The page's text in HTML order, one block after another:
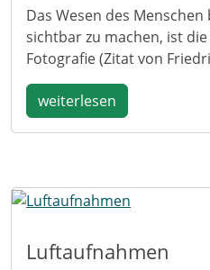
Das Wesen des
sichtbar zu machen, ist
Fotografie (Zitat von
weiterlesen
Luftaufnahmen